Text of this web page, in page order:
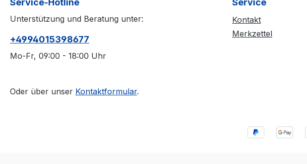
Service-Hotline
Unterstützung und Beratung unter:
+4994015398677
Mo-Fr, 09:00 - 18:00 Uhr
Oder über unser Kontaktformular.
Service
Kontakt
Merkzettel